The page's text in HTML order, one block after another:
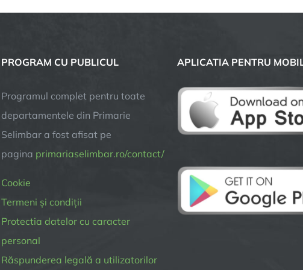
PROGRAM CU PUBLICUL
Programul complet pentru toate
departamentele din Primarie
Selimbar a fost afisat pe
pagina primariaselimbar.ro/contact/
Cookie
Termeni și condiții
Protectia datelor cu caracter
personal
Răspunderea legală a utilizatorilor
APLICATIA PENTRU